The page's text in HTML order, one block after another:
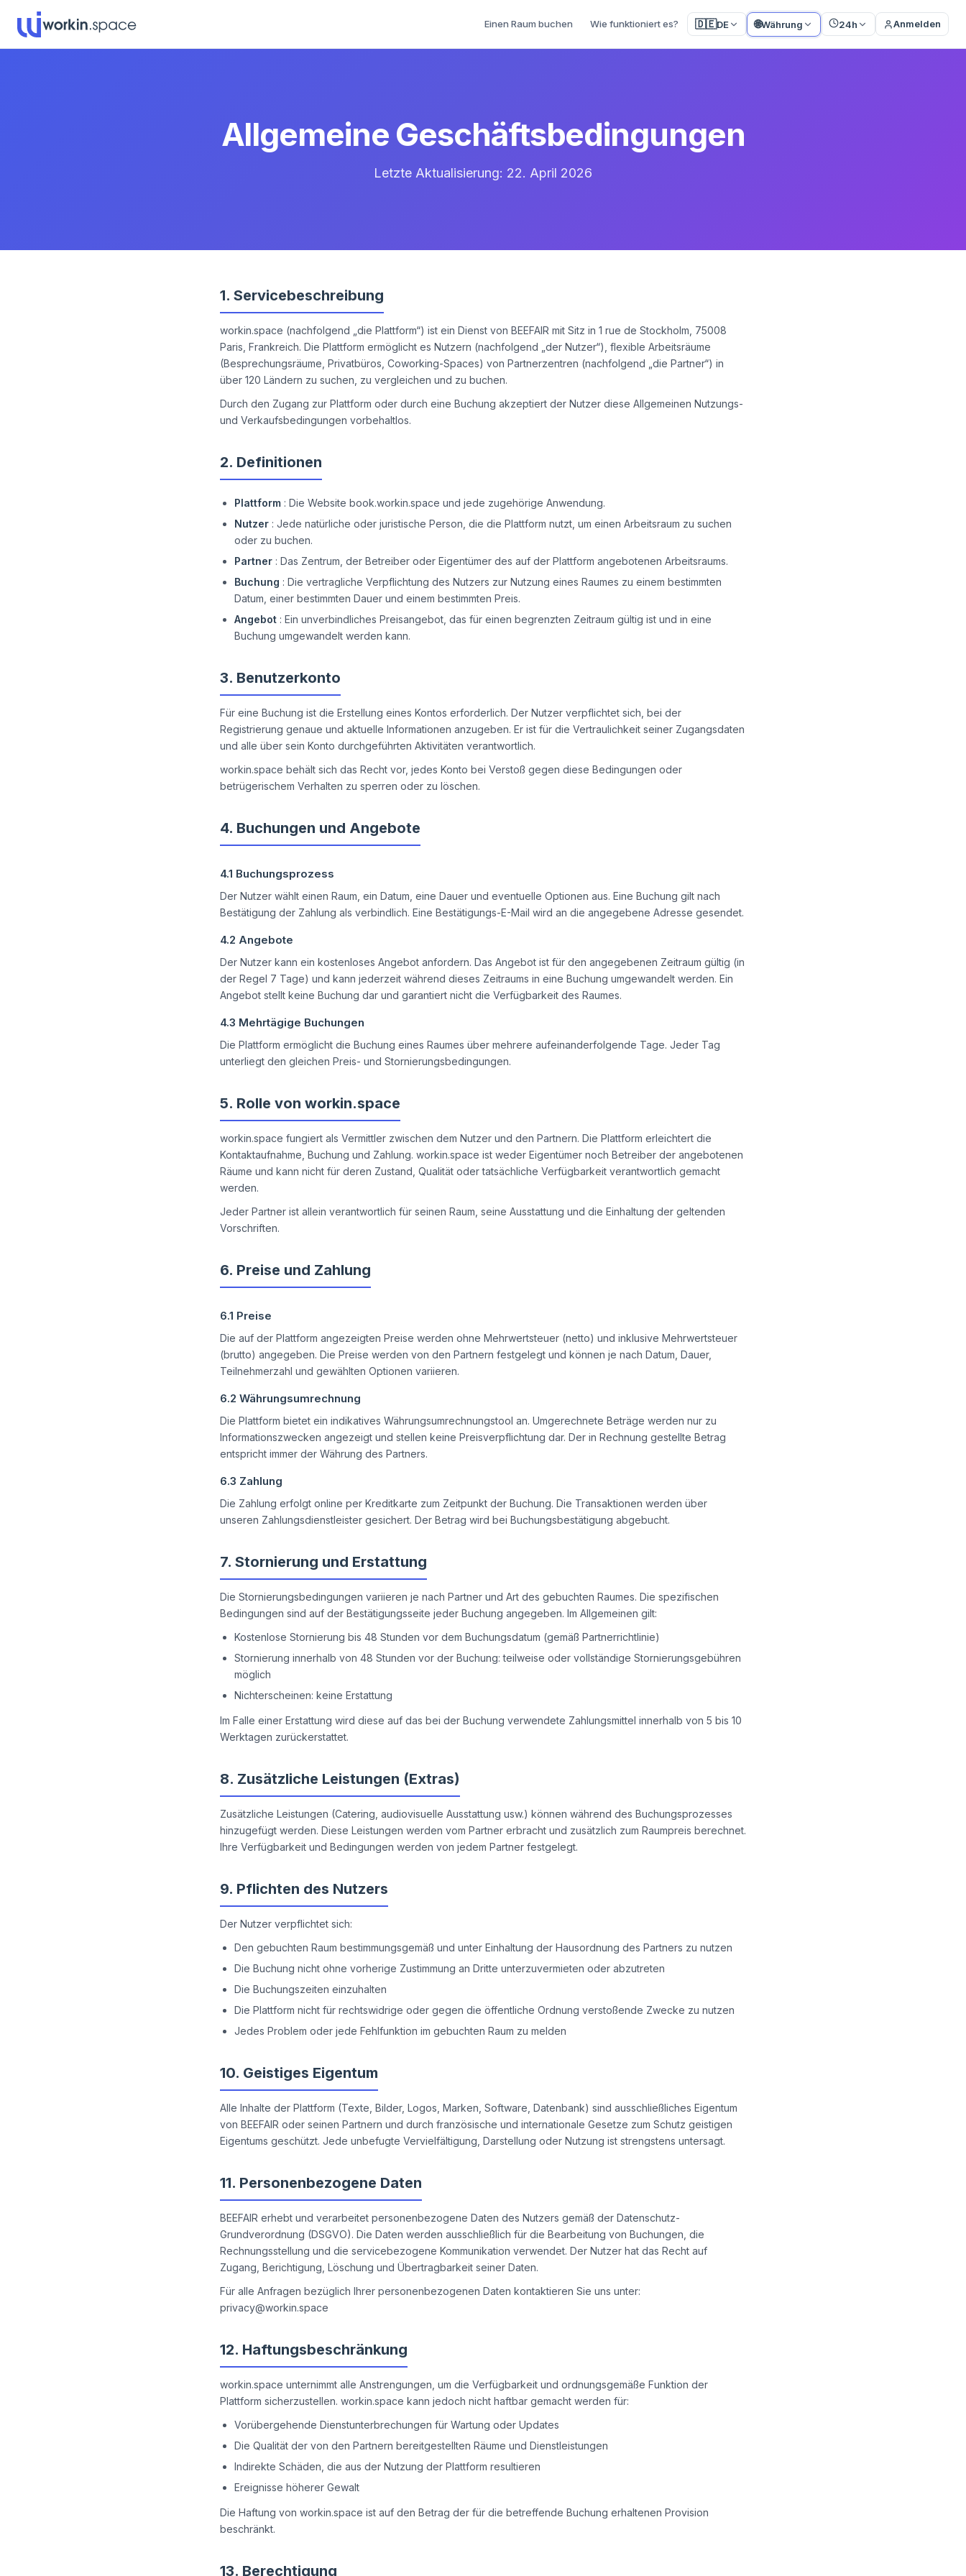
Einen Raum buchen Wie funktioniert es? 🇩🇪DE 🌐Währung 24h Anmelden
Allgemeine Geschäftsbedingungen
Letzte Aktualisierung: 22. April 2026
1. Servicebeschreibung
workin.space (nachfolgend „die Plattform“) ist ein Dienst von BEEFAIR mit Sitz in 1 rue de Stockholm, 75008
Paris, Frankreich. Die Plattform ermöglicht es Nutzern (nachfolgend „der Nutzer“), flexible Arbeitsräume
(Besprechungsräume, Privatbüros, Coworking-Spaces) von Partnerzentren (nachfolgend „die Partner“) in
über 120 Ländern zu suchen, zu vergleichen und zu buchen.
Durch den Zugang zur Plattform oder durch eine Buchung akzeptiert der Nutzer diese Allgemeinen Nutzungs-
und Verkaufsbedingungen vorbehaltlos.
2. Definitionen
Plattform : Die Website book.workin.space und jede zugehörige Anwendung.
Nutzer : Jede natürliche oder juristische Person, die die Plattform nutzt, um einen Arbeitsraum zu suchen
oder zu buchen.
Partner : Das Zentrum, der Betreiber oder Eigentümer des auf der Plattform angebotenen Arbeitsraums.
Buchung : Die vertragliche Verpflichtung des Nutzers zur Nutzung eines Raumes zu einem bestimmten
Datum, einer bestimmten Dauer und einem bestimmten Preis.
Angebot : Ein unverbindliches Preisangebot, das für einen begrenzten Zeitraum gültig ist und in eine
Buchung umgewandelt werden kann.
3. Benutzerkonto
Für eine Buchung ist die Erstellung eines Kontos erforderlich. Der Nutzer verpflichtet sich, bei der
Registrierung genaue und aktuelle Informationen anzugeben. Er ist für die Vertraulichkeit seiner Zugangsdaten
und alle über sein Konto durchgeführten Aktivitäten verantwortlich.
workin.space behält sich das Recht vor, jedes Konto bei Verstoß gegen diese Bedingungen oder
betrügerischem Verhalten zu sperren oder zu löschen.
4. Buchungen und Angebote
4.1 Buchungsprozess
Der Nutzer wählt einen Raum, ein Datum, eine Dauer und eventuelle Optionen aus. Eine Buchung gilt nach
Bestätigung der Zahlung als verbindlich. Eine Bestätigungs-E-Mail wird an die angegebene Adresse gesendet.
4.2 Angebote
Der Nutzer kann ein kostenloses Angebot anfordern. Das Angebot ist für den angegebenen Zeitraum gültig (in
der Regel 7 Tage) und kann jederzeit während dieses Zeitraums in eine Buchung umgewandelt werden. Ein
Angebot stellt keine Buchung dar und garantiert nicht die Verfügbarkeit des Raumes.
4.3 Mehrtägige Buchungen
Die Plattform ermöglicht die Buchung eines Raumes über mehrere aufeinanderfolgende Tage. Jeder Tag
unterliegt den gleichen Preis- und Stornierungsbedingungen.
5. Rolle von workin.space
workin.space fungiert als Vermittler zwischen dem Nutzer und den Partnern. Die Plattform erleichtert die
Kontaktaufnahme, Buchung und Zahlung. workin.space ist weder Eigentümer noch Betreiber der angebotenen
Räume und kann nicht für deren Zustand, Qualität oder tatsächliche Verfügbarkeit verantwortlich gemacht
werden.
Jeder Partner ist allein verantwortlich für seinen Raum, seine Ausstattung und die Einhaltung der geltenden
Vorschriften.
6. Preise und Zahlung
6.1 Preise
Die auf der Plattform angezeigten Preise werden ohne Mehrwertsteuer (netto) und inklusive Mehrwertsteuer
(brutto) angegeben. Die Preise werden von den Partnern festgelegt und können je nach Datum, Dauer,
Teilnehmerzahl und gewählten Optionen variieren.
6.2 Währungsumrechnung
Die Plattform bietet ein indikatives Währungsumrechnungstool an. Umgerechnete Beträge werden nur zu
Informationszwecken angezeigt und stellen keine Preisverpflichtung dar. Der in Rechnung gestellte Betrag
entspricht immer der Währung des Partners.
6.3 Zahlung
Die Zahlung erfolgt online per Kreditkarte zum Zeitpunkt der Buchung. Die Transaktionen werden über
unseren Zahlungsdienstleister gesichert. Der Betrag wird bei Buchungsbestätigung abgebucht.
7. Stornierung und Erstattung
Die Stornierungsbedingungen variieren je nach Partner und Art des gebuchten Raumes. Die spezifischen
Bedingungen sind auf der Bestätigungsseite jeder Buchung angegeben. Im Allgemeinen gilt:
Kostenlose Stornierung bis 48 Stunden vor dem Buchungsdatum (gemäß Partnerrichtlinie)
Stornierung innerhalb von 48 Stunden vor der Buchung: teilweise oder vollständige Stornierungsgebühren
möglich
Nichterscheinen: keine Erstattung
Im Falle einer Erstattung wird diese auf das bei der Buchung verwendete Zahlungsmittel innerhalb von 5 bis 10
Werktagen zurückerstattet.
8. Zusätzliche Leistungen (Extras)
Zusätzliche Leistungen (Catering, audiovisuelle Ausstattung usw.) können während des Buchungsprozesses
hinzugefügt werden. Diese Leistungen werden vom Partner erbracht und zusätzlich zum Raumpreis berechnet.
Ihre Verfügbarkeit und Bedingungen werden von jedem Partner festgelegt.
9. Pflichten des Nutzers
Der Nutzer verpflichtet sich:
Den gebuchten Raum bestimmungsgemäß und unter Einhaltung der Hausordnung des Partners zu nutzen
Die Buchung nicht ohne vorherige Zustimmung an Dritte unterzuvermieten oder abzutreten
Die Buchungszeiten einzuhalten
Die Plattform nicht für rechtswidrige oder gegen die öffentliche Ordnung verstoßende Zwecke zu nutzen
Jedes Problem oder jede Fehlfunktion im gebuchten Raum zu melden
10. Geistiges Eigentum
Alle Inhalte der Plattform (Texte, Bilder, Logos, Marken, Software, Datenbank) sind ausschließliches Eigentum
von BEEFAIR oder seinen Partnern und durch französische und internationale Gesetze zum Schutz geistigen
Eigentums geschützt. Jede unbefugte Vervielfältigung, Darstellung oder Nutzung ist strengstens untersagt.
11. Personenbezogene Daten
BEEFAIR erhebt und verarbeitet personenbezogene Daten des Nutzers gemäß der Datenschutz-
Grundverordnung (DSGVO). Die Daten werden ausschließlich für die Bearbeitung von Buchungen, die
Rechnungsstellung und die servicebezogene Kommunikation verwendet. Der Nutzer hat das Recht auf
Zugang, Berichtigung, Löschung und Übertragbarkeit seiner Daten.
Für alle Anfragen bezüglich Ihrer personenbezogenen Daten kontaktieren Sie uns unter:
privacy@workin.space
12. Haftungsbeschränkung
workin.space unternimmt alle Anstrengungen, um die Verfügbarkeit und ordnungsgemäße Funktion der
Plattform sicherzustellen. workin.space kann jedoch nicht haftbar gemacht werden für:
Vorübergehende Dienstunterbrechungen für Wartung oder Updates
Die Qualität der von den Partnern bereitgestellten Räume und Dienstleistungen
Indirekte Schäden, die aus der Nutzung der Plattform resultieren
Ereignisse höherer Gewalt
Die Haftung von workin.space ist auf den Betrag der für die betreffende Buchung erhaltenen Provision
beschränkt.
13. Berechtigung